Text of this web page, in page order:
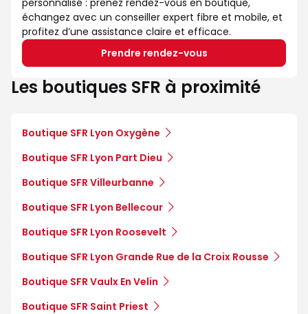
personnalisé : prenez rendez-vous en boutique,
échangez avec un conseiller expert fibre et mobile, et
profitez d’une assistance claire et efficace.
Prendre rendez-vous
Les boutiques SFR à proximité
Boutique SFR Lyon Oxygène
Boutique SFR Lyon Part Dieu
Boutique SFR Villeurbanne
Boutique SFR Lyon Bellecour
Boutique SFR Lyon Roosevelt
Boutique SFR Lyon Grande Rue de la Croix Rousse
Boutique SFR Vaulx En Velin
Boutique SFR Saint Priest